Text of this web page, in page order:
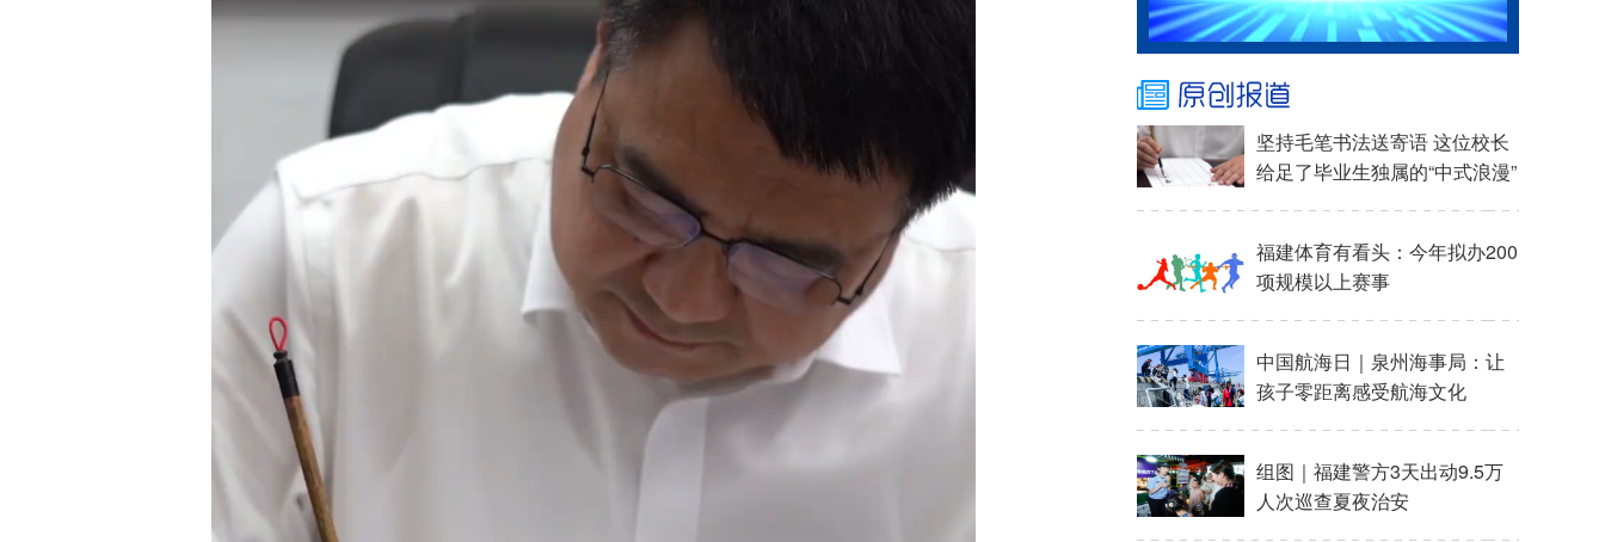
坚持毛笔书法送寄语 这位校长
给足了毕业生独属的“中式浪漫”
福建体育有看头：今年拟办200
项规模以上赛事
中国航海日｜泉州海事局：让
孩子零距离感受航海文化
组图｜福建警方3天出动9.5万
人次巡查夏夜治安